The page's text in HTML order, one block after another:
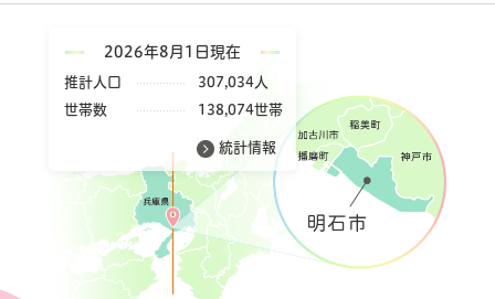
2026年8月1日現在
推計人口
307,034人
世帯数
138,074世帯
統計情報